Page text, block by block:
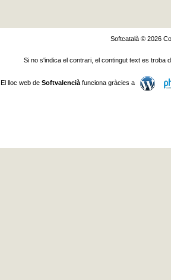
Softcatalà © 2026
Si no s'indica el contrari, el contingut text es troba
El lloc web de Softvalenciàfunciona gràcies a